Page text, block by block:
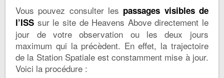
Vous pouvez consulter les passages visibles de
l’ISS sur le site de Heavens Above directement le
jour de votre observation ou les deux jours
maximum qui la précèdent. En effet, la trajectoire
de la Station Spatiale est constamment mise à jour.
Voici la procédure :